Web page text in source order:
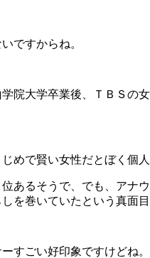
ですからね。
院大学卒業後、ＴＢＳの
めで賢い女性だとぼく個人
あるそうで、でも、アナ
を巻いていたという真面
すごい好印象ですけどね。